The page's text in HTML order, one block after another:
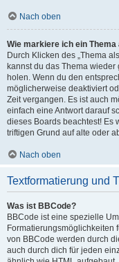
Nach oben
Wie markiere ich ein Thema
Durch Klicken des „Thema
kannst du das Thema
holen. Wenn du den
möglicherweise deaktiviert
Zeit vergangen. Es ist auch
einfach eine Antwort darauf
dieses Boards beachtest! Es
triftigen Grund auf alte oder
Nach oben
Textformatierung und
Was ist BBCode?
BBCode ist eine spezielle
Formatierungsmöglichkeiten
von BBCode werden durch
auch durch dich für jeden